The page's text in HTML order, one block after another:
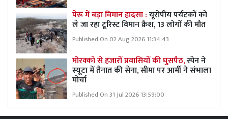
पेरू में बड़ा विमान हादसा :यूरोपीय पर्यटकों को
ले जा रहा टूरिस्ट विमान क्रैश, 13 लोगों की मौत
Published On 02 Aug 2026 11:34:43
मोरक्को से हजारों प्रवासियों की घुसपैठ,स्पेन ने
स्यूटा में तैनात की सेना, सीमा पर आर्मी ने संभाला
मोर्चा
Published On 31 Jul 2026 13:59:00